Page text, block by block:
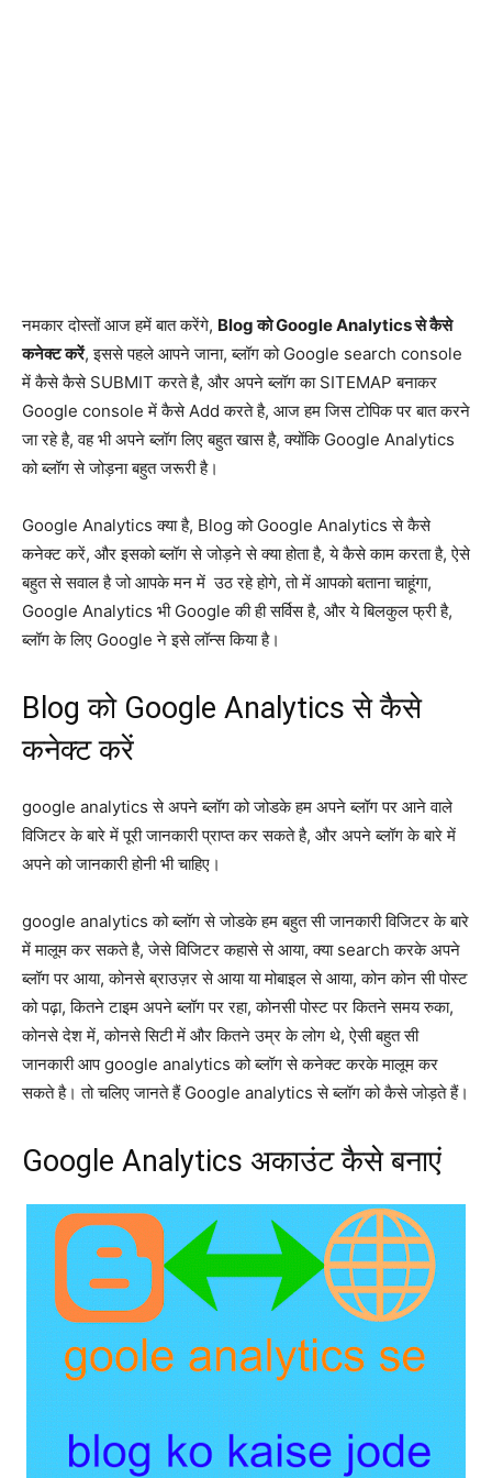
नमकार दोस्तों आज हमें बात करेंगे, Blog को Google Analytics से कैसे
कनेक्ट करें, इससे पहले आपने जाना, ब्लॉग को Google search console
में कैसे कैसे SUBMIT करते है, और अपने ब्लॉग का SITEMAP बनाकर
Google console में कैसे Add करते है, आज हम जिस टोपिक पर बात करने
जा रहे है, वह भी अपने ब्लॉग लिए बहुत खास है, क्योंकि Google Analytics
को ब्लॉग से जोड़ना बहुत जरूरी है।
Google Analytics क्या है, Blog को Google Analytics से कैसे
कनेक्ट करें, और इसको ब्लॉग से जोड़ने से क्या होता है, ये कैसे काम करता है, ऐसे
बहुत से सवाल है जो आपके मन में उठ रहे होगे, तो में आपको बताना चाहूंगा,
Google Analytics भी Google की ही सर्विस है, और ये बिलकुल फ्री है,
ब्लॉग के लिए Google ने इसे लॉन्स किया है।
Blog को Google Analytics से कैसे
कनेक्ट करें
google analytics से अपने ब्लॉग को जोडके हम अपने ब्लॉग पर आने वाले
विजिटर के बारे में पूरी जानकारी प्राप्त कर सकते है, और अपने ब्लॉग के बारे में
अपने को जानकारी होनी भी चाहिए।
google analytics को ब्लॉग से जोडके हम बहुत सी जानकारी विजिटर के बारे
में मालूम कर सकते है, जेसे विजिटर कहासे से आया, क्या search करके अपने
ब्लॉग पर आया, कोनसे ब्राउज़र से आया या मोबाइल से आया, कोन कोन सी पोस्ट
को पढ़ा, कितने टाइम अपने ब्लॉग पर रहा, कोनसी पोस्ट पर कितने समय रुका,
कोनसे देश में, कोनसे सिटी में और कितने उम्र के लोग थे, ऐसी बहुत सी
जानकारी आप google analytics को ब्लॉग से कनेक्ट करके मालूम कर
सकते है। तो चलिए जानते हैं Google analytics से ब्लॉग को कैसे जोड़ते हैं।
Google Analytics अकाउंट कैसे बनाएं